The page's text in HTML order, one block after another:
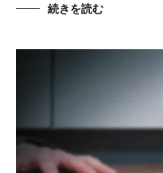
続きを読む